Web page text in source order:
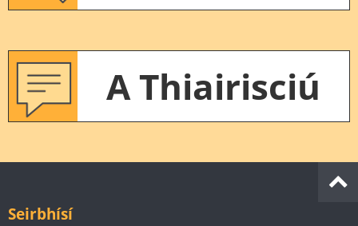
A Thiairisciú
Seirbhísí